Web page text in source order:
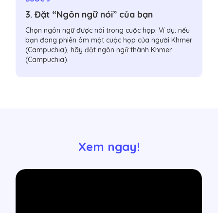
3. Đặt “Ngôn ngữ nói” của bạn
Chọn ngôn ngữ được nói trong cuộc họp. Ví dụ: nếu
bạn đang phiên âm một cuộc họp của người Khmer
(Campuchia), hãy đặt ngôn ngữ thành Khmer
(Campuchia).
Xem ngay!